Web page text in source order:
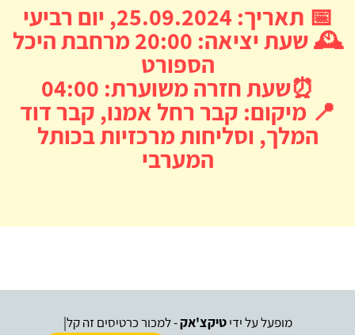
📅 תאריך: 25.09.2024, יום רביעי
🕰️ שעת יציאה: 20:00 מרחבת היכל
הספורט
⏰שעת חזרה משוערת: 04:00
📍 מיקום: קבר רחל אמנו, קבר דוד
המלך, וסליחות מרכזיות בכותל
המערבי
מופעל על ידיטיקצ'אק- למכור כרטיסים זה קל